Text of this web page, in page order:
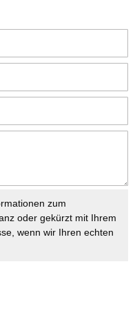
zum
oder gekürzt mit Ihrem
wenn wir Ihren echten